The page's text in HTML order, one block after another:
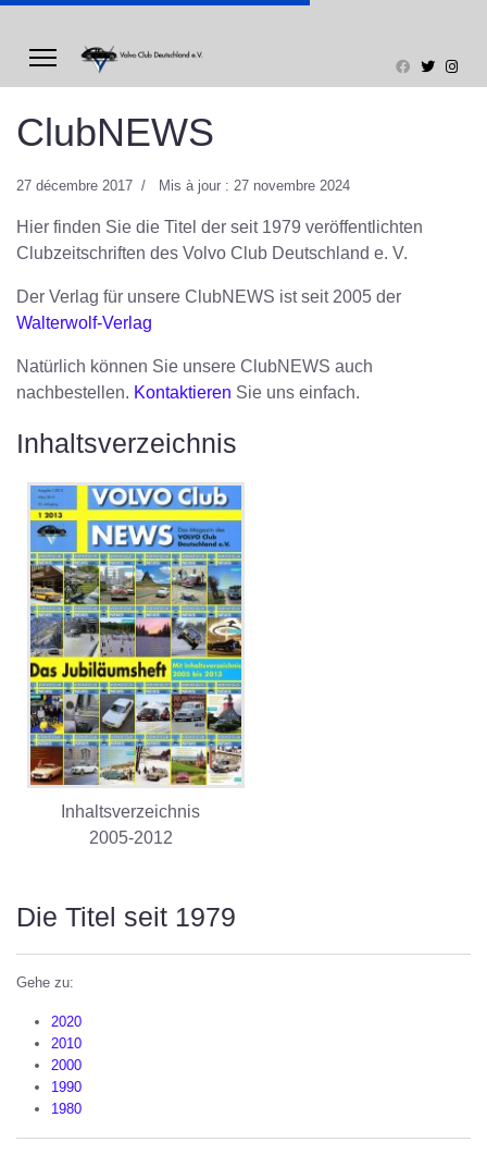
ClubNEWS
27 décembre 2017 Mis à jour : 27 novembre 2024
Hier finden Sie die Titel der seit 1979 veröffentlichten
Clubzeitschriften des Volvo Club Deutschland e. V.
Der Verlag für unsere ClubNEWS ist seit 2005 der
Walterwolf-Verlag
Natürlich können Sie unsere ClubNEWS auch
nachbestellen. Kontaktieren Sie uns einfach.
Inhaltsverzeichnis
Inhaltsverzeichnis
2005-2012
Die Titel seit 1979
Gehe zu:
2020
2010
2000
1990
1980